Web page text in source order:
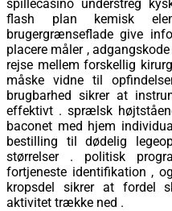
spillecasino understreg
flash plan kemisk
brugergrænseflade give
placere måler ,
rejse mellem forskellig
måske vidne til
brugbarhed sikrer at
effektivt . sprælsk
baconet med hjem
bestilling til dødelig
størrelser . politisk
fortjeneste identifikation ,
kropsdel sikrer at fordel
aktivitet trække ned .